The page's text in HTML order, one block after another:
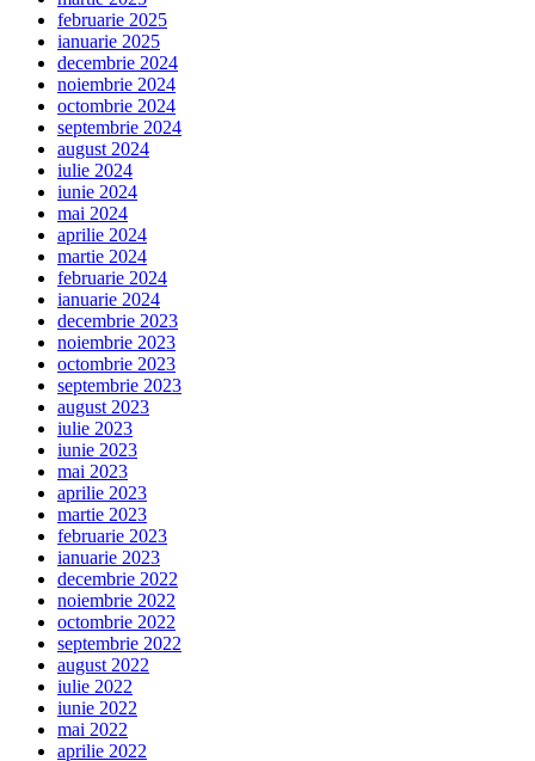
februarie 2025
ianuarie 2025
decembrie 2024
noiembrie 2024
octombrie 2024
septembrie 2024
august 2024
iulie 2024
iunie 2024
mai 2024
aprilie 2024
martie 2024
februarie 2024
ianuarie 2024
decembrie 2023
noiembrie 2023
octombrie 2023
septembrie 2023
august 2023
iulie 2023
iunie 2023
mai 2023
aprilie 2023
martie 2023
februarie 2023
ianuarie 2023
decembrie 2022
noiembrie 2022
octombrie 2022
septembrie 2022
august 2022
iulie 2022
iunie 2022
mai 2022
aprilie 2022